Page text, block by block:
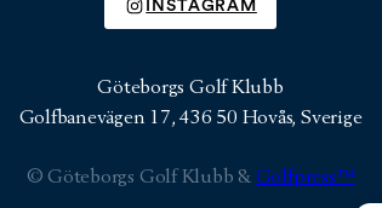
INSTAGRAM
Göteborgs Golf Klubb
Golfbanevägen 17, 436 50 Hovås, Sverige
© Göteborgs Golf Klubb & Golfpress™